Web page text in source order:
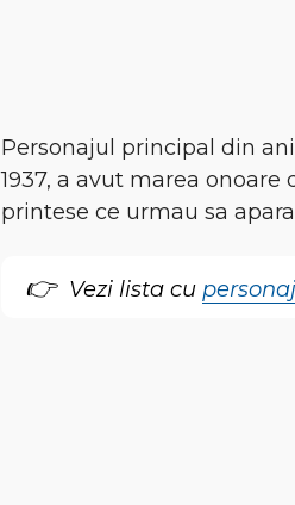
Personajul principal din
1937, a avut marea
printese ce urmau sa
Vezi lista cu